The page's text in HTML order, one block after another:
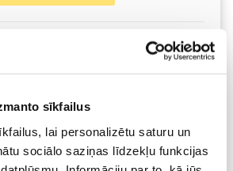
sīkfailus
lai personalizētu saturu un
sociālo saziņas līdzekļu funkcijas
kursi GATAVI MAZULIM 4+1
KLĀTIENĒ.
Pieteikties